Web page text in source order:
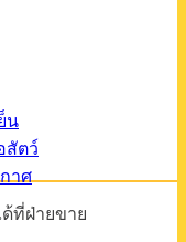
น
สัตว์
าศ
ที่ฝ่ายขาย